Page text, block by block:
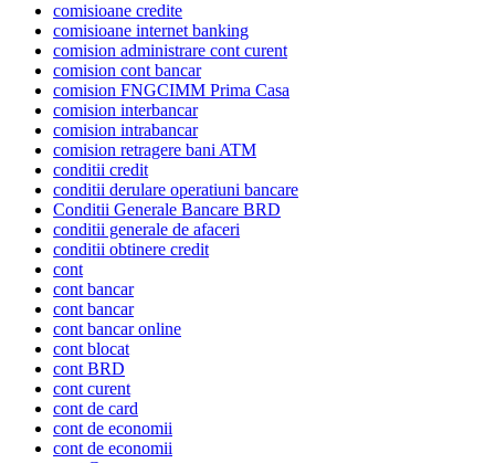
comisioane credite
comisioane internet banking
comision administrare cont curent
comision cont bancar
comision FNGCIMM Prima Casa
comision interbancar
comision intrabancar
comision retragere bani ATM
conditii credit
conditii derulare operatiuni bancare
Conditii Generale Bancare BRD
conditii generale de afaceri
conditii obtinere credit
cont
cont bancar
cont bancar
cont bancar online
cont blocat
cont BRD
cont curent
cont de card
cont de economii
cont de economii